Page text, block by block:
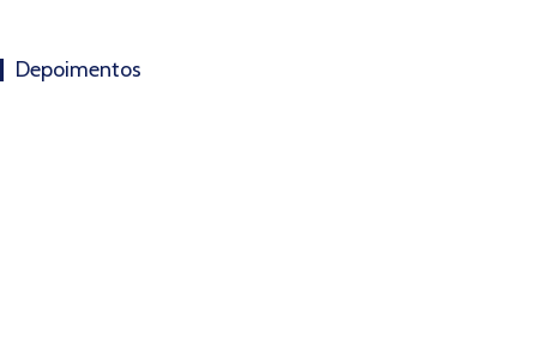
Depoimentos